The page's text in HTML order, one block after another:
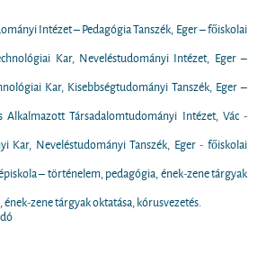
Intézet – Pedagógia Tanszék, Eger – főiskolai
Kar, Neveléstudományi Intézet, Eger –
Kar, Kisebbségtudományi Tanszék, Eger –
Társadalomtudományi Intézet, Vác -
Kar, Neveléstudományi Tanszék, Eger - főiskolai
– történelem, pedagógia, ének-zene tárgyak
zene tárgyak oktatása, kórusvezetés.